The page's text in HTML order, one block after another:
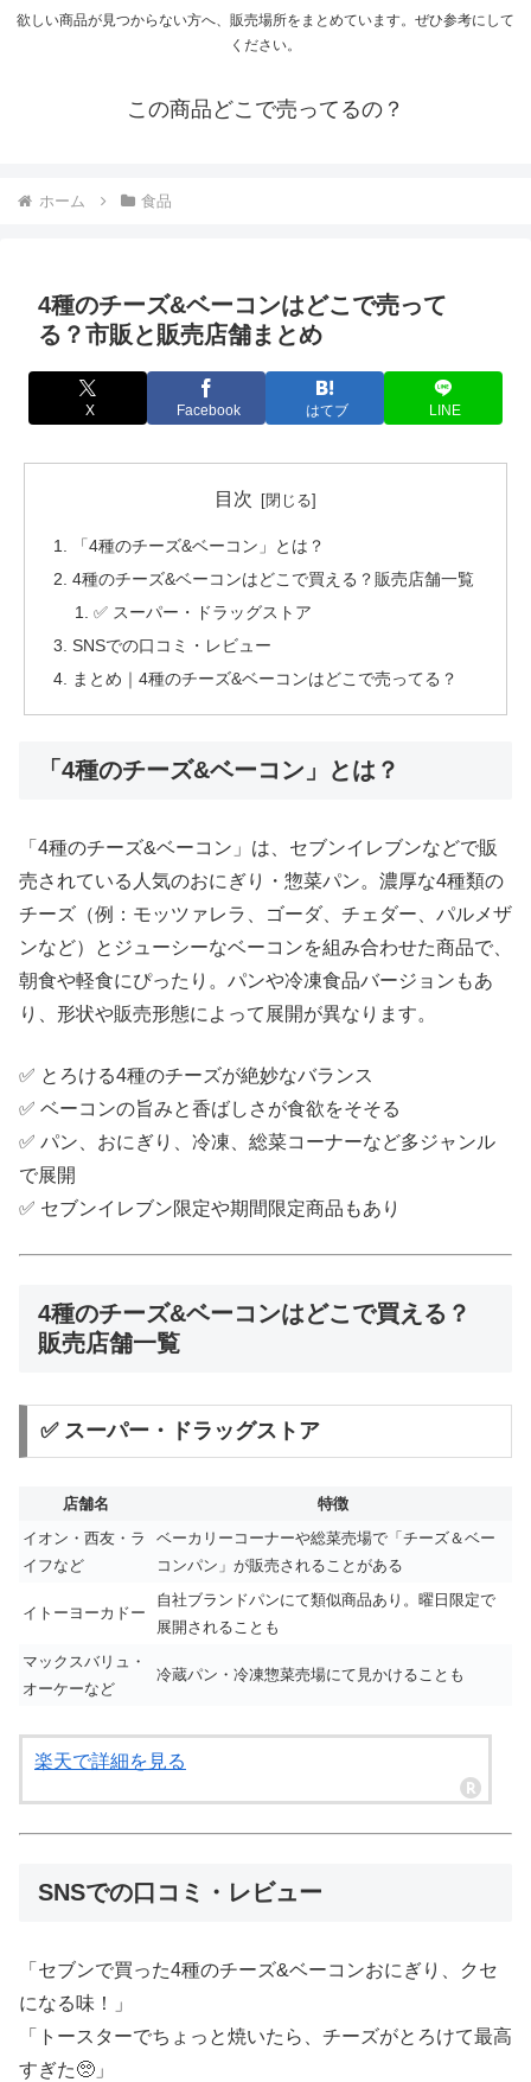
欲しい商品が見つからない方へ、販売場所をまとめています。ぜひ参考にして
ください。
この商品どこで売ってるの？
ホーム 食品
4種のチーズ&ベーコンはどこで売って
る？市販と販売店舗まとめ
X Facebook はてブ LINE
目次
「4種のチーズ&ベーコン」とは？
4種のチーズ&ベーコンはどこで買える？販売店舗一覧
✅ スーパー・ドラッグストア
SNSでの口コミ・レビュー
まとめ｜4種のチーズ&ベーコンはどこで売ってる？
「4種のチーズ&ベーコン」とは？
「4種のチーズ&ベーコン」は、セブンイレブンなどで販
売されている人気のおにぎり・惣菜パン。濃厚な4種類の
チーズ（例：モッツァレラ、ゴーダ、チェダー、パルメザ
ンなど）とジューシーなベーコンを組み合わせた商品で、
朝食や軽食にぴったり。パンや冷凍食品バージョンもあ
り、形状や販売形態によって展開が異なります。
✅ とろける4種のチーズが絶妙なバランス
✅ ベーコンの旨みと香ばしさが食欲をそそる
✅ パン、おにぎり、冷凍、総菜コーナーなど多ジャンル
で展開
✅ セブンイレブン限定や期間限定商品もあり
4種のチーズ&ベーコンはどこで買える？
販売店舗一覧
✅ スーパー・ドラッグストア
店舗名
特徴
イオン・西友・ラ
イフなど
ベーカリーコーナーや総菜売場で「チーズ＆ベー
コンパン」が販売されることがある
イトーヨーカドー
自社ブランドパンにて類似商品あり。曜日限定で
展開されることも
マックスバリュ・
オーケーなど
冷蔵パン・冷凍惣菜売場にて見かけることも
楽天で詳細を見る
SNSでの口コミ・レビュー
「セブンで買った4種のチーズ&ベーコンおにぎり、クセ
になる味！」
「トースターでちょっと焼いたら、チーズがとろけて最高
すぎた🥺」